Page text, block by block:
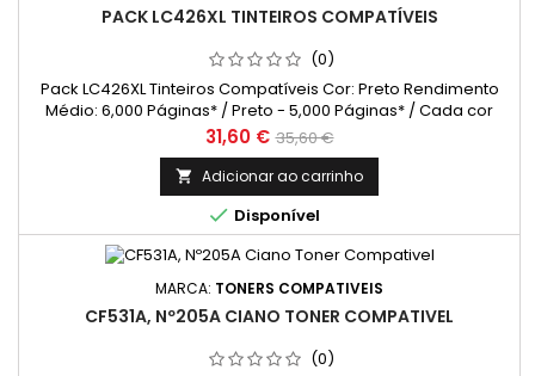
PACK LC426XL TINTEIROS COMPATÍVEIS
(0)
Pack LC426XL Tinteiros Compatíveis Cor: Preto Rendimento
Médio: 6,000 Páginas* / Preto - 5,000 Páginas* / Cada cor
Preço
31,60 € Preço
normal
35,60 €
 Adicionar ao carrinho
 Disponível
MARCA: TONERS COMPATIVEIS
CF531A, Nº205A CIANO TONER COMPATIVEL
(0)